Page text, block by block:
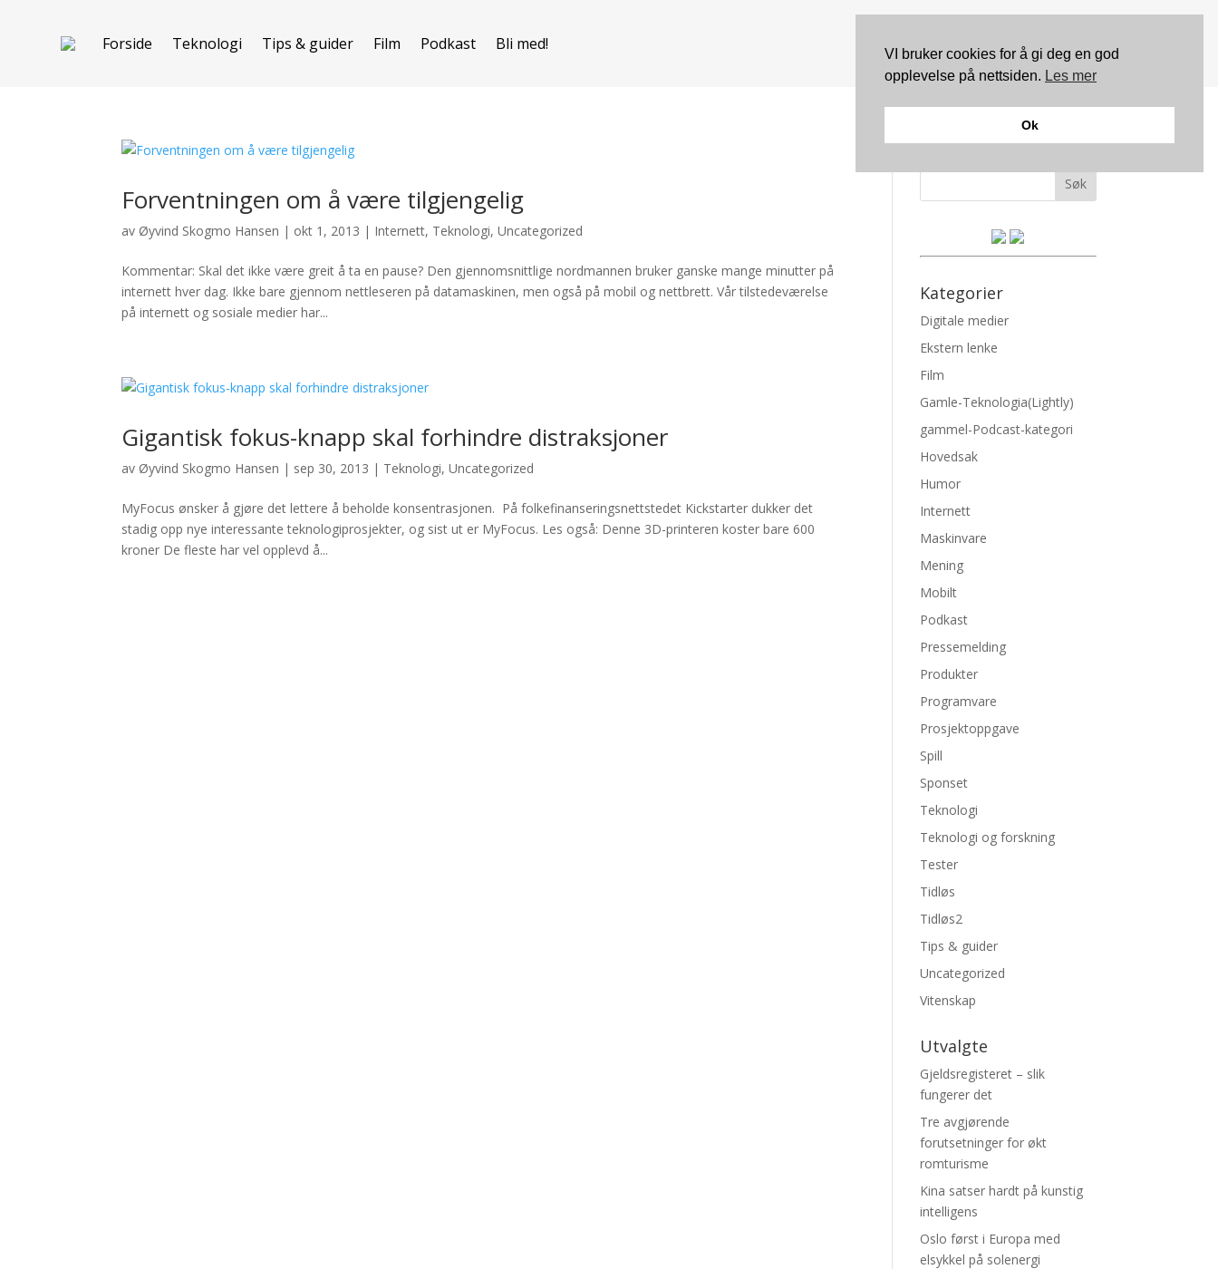
Forside Teknologi Tips & guider Film Podkast Bli med!
Forventningen om å være tilgjengelig
av Øyvind Skogmo Hansen | okt 1, 2013 | Internett, Teknologi,Uncategorized
Kommentar: Skal det ikke være greit å ta en pause? Den gjennomsnittlige nordmannen bruker ganske mange minutter på
internett hver dag. Ikke bare gjennom nettleseren på datamaskinen, men også på mobil og nettbrett. Vår tilstedeværelse
på internett og sosiale medier har...
Gigantisk fokus-knapp skal forhindre distraksjoner
av Øyvind Skogmo Hansen | sep 30, 2013 | Teknologi,Uncategorized
MyFocus ønsker å gjøre det lettere å beholde konsentrasjonen. På folkefinanseringsnettstedet Kickstarter dukker det
stadig opp nye interessante teknologiprosjekter, og sist ut er MyFocus. Les også: Denne 3D-printeren koster bare 600
kroner De fleste har vel opplevd å...
Søk
Kategorier
Digitale medier
Ekstern lenke
Film
Gamle-Teknologia(Lightly)
gammel-Podcast-kategori
Hovedsak
Humor
Internett
Maskinvare
Mening
Mobilt
Podkast
Pressemelding
Produkter
Programvare
Prosjektoppgave
Spill
Sponset
Teknologi
Teknologi og forskning
Tester
Tidløs
Tidløs2
Tips & guider
Uncategorized
Vitenskap
Utvalgte
Gjeldsregisteret – slik
fungerer det
Tre avgjørende
forutsetninger for økt
romturisme
Kina satser hardt på kunstig
intelligens
Oslo først i Europa med
elsykkel på solenergi
VI bruker cookies for å gi deg en god
opplevelse på nettsiden. Les mer
Ok